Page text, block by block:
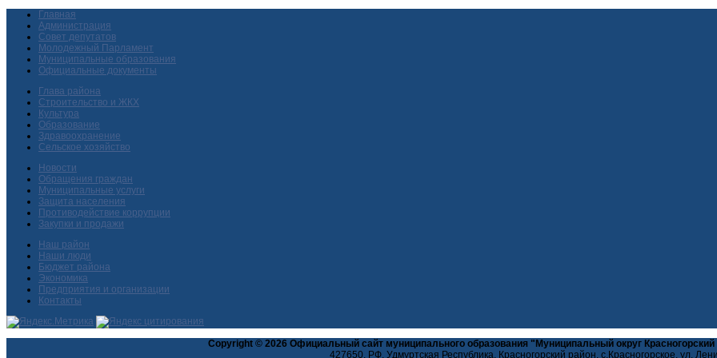
Главная
Администрация
Совет депутатов
Молодежный Парламент
Муниципальные образования
Официальные документы
Глава района
Строительство и ЖКХ
Культура
Образование
Здравоохранение
Сельское хозяйство
Новости
Обращения граждан
Муниципальные услуги
Защита населения
Противодействие коррупции
Закупки и продажи
Наш район
Наши люди
Бюджет района
Экономика
Предприятия и организации
Контакты
Copyright © 2026 Официальный сайт муниципального образования "Муниципальный округ
427650, РФ, Удмуртская Республика, Красногорский район, с.Красногорское, ул.